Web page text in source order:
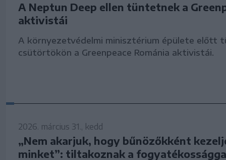
A Neptun Deep ellen tüntetnek a
aktivistái
A környezetvédelmi minisztérium épülete előtt
csütörtökön a Greenpeace Románia aktivistái.
2026. március 31., kedd
„Nem akarjuk, hogy bűnözőkként
minket”: tiltakoznak a